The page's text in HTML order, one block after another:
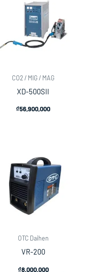
CO2 / MIG / MAG
XD-500SII
₫56,900,000
OTC Daihen
VR-200
₫8,000,000